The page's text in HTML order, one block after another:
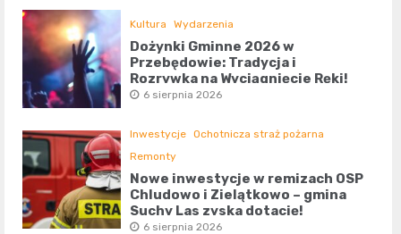
Kultura Wydarzenia
Dożynki Gminne 2026 w
Przebędowie: Tradycja i
Rozrywka na Wyciągnięcie Ręki!
6 sierpnia 2026
Inwestycje Ochotnicza straż pożarna
Remonty
Nowe inwestycje w remizach OSP
Chludowo i Zielątkowo – gmina
Suchy Las zyska dotację!
6 sierpnia 2026